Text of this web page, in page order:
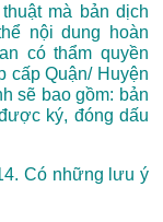
mà bản dịch
nội dung hoàn
có thẩm quyền
cấp Quận/ Huyện
sẽ bao gồm: bản
ký, đóng dấu
Có những lưu ý